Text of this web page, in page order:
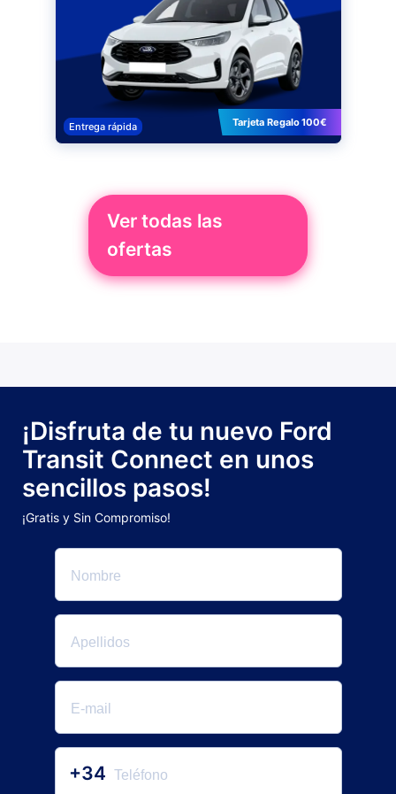
Entrega rápida Tarjeta Regalo 100€
Ver todas las
ofertas
¡Disfruta de tu nuevo Ford
Transit Connect en unos
sencillos pasos!
¡Gratis y Sin Compromiso!
+34